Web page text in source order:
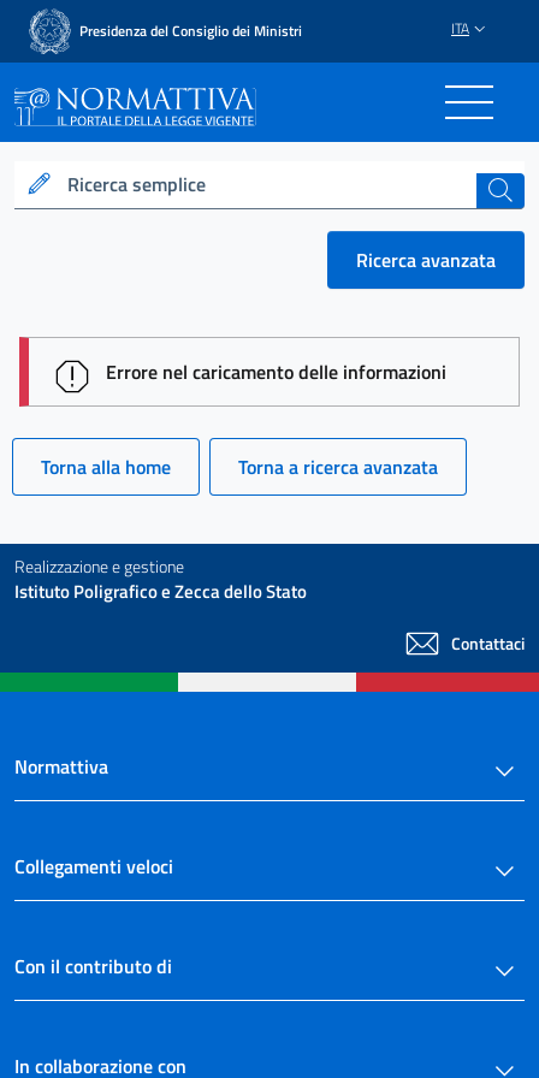
Presidenza del Consiglio dei Ministri ITA
Normattiva - Il portale
Ricerca semplice cerca
Ricerca avanzata
session id: 7XYs6U7Z-
Errore nel caricamento delle informazioni
Torna alla home Torna a ricerca avanzata
Realizzazione e gestione
Istituto Poligrafico e Zecca dello Stato
Contattaci
Normattiva
Collegamenti veloci
Con il contributo di
In collaborazione con